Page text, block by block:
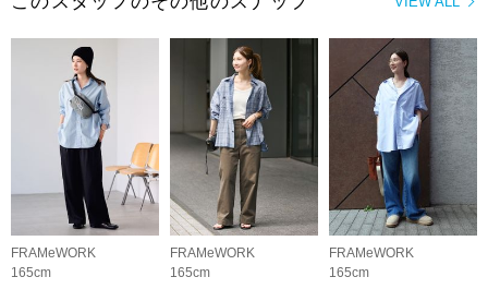
FRAMeWORK
165cm
FRAMeWORK
165cm
FRAMeWORK
165cm